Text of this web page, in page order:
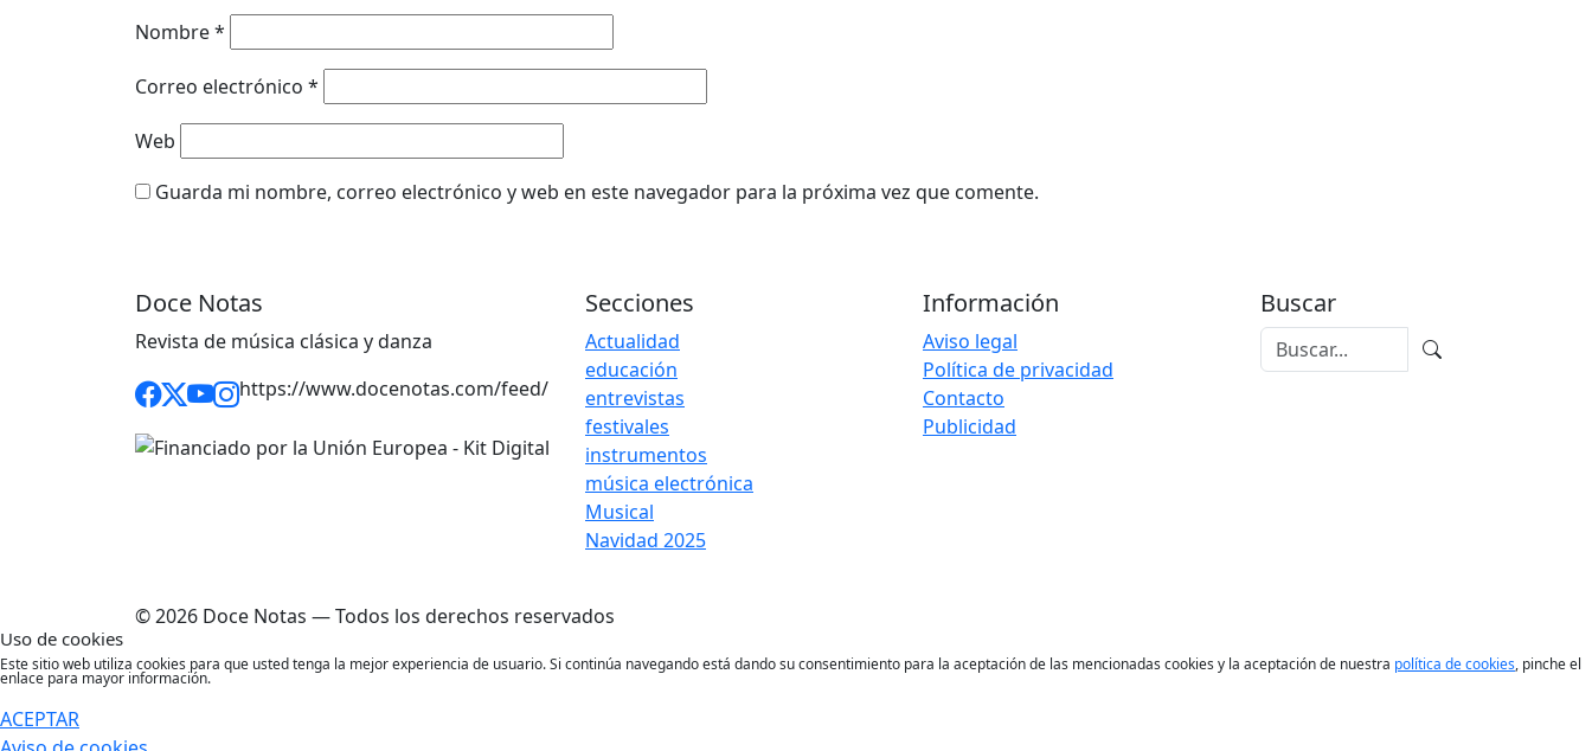
Nombre*
Correo electrónico *
Web
Guarda mi nombre, correo electrónico y web en este navegador para la próxima vez que comente.
Doce Notas
Revista de música clásica y danza
https://www.docenotas.com/feed/
Secciones
Actualidad
educación
entrevistas
festivales
instrumentos
música electrónica
Musical
Navidad 2025
Información
Aviso legal
Política de privacidad
Contacto
Publicidad
Buscar
© 2026 Doce Notas — Todos los derechos reservados
Uso de cookies
Este sitio web utiliza cookies para que usted tenga la mejor experiencia de usuario. Si continúa navegando está dando su consentimiento para la aceptación de las mencionadas cookies y la aceptación de nuestra política de cookies, pinche el
enlace para mayor información.
ACEPTAR